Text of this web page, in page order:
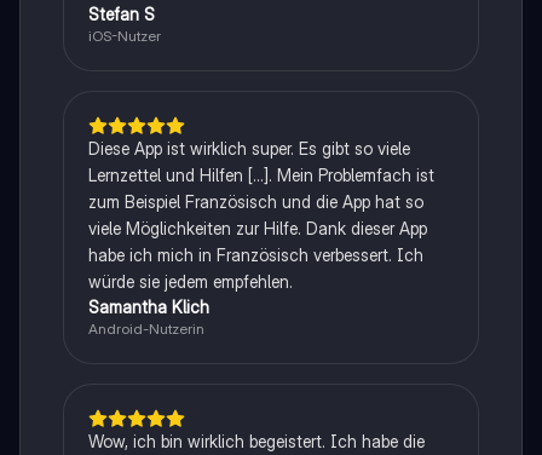
Stefan S
iOS-Nutzer
Diese App ist wirklich super. Es gibt so viele
Lernzettel und Hilfen [...]. Mein Problemfach ist
zum Beispiel Französisch und die App hat so
viele Möglichkeiten zur Hilfe. Dank dieser App
habe ich mich in Französisch verbessert. Ich
würde sie jedem empfehlen.
Samantha Klich
Android-Nutzerin
Wow, ich bin wirklich begeistert. Ich habe die